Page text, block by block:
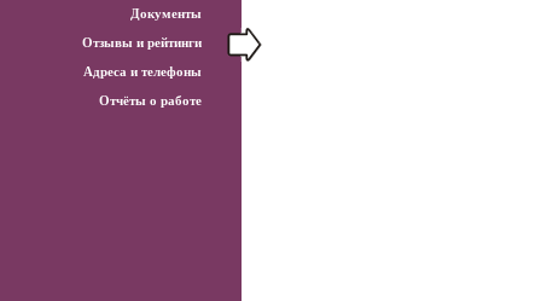
Документы
Отзывы и рейтинги
Адреса и телефоны
Отчёты о работе